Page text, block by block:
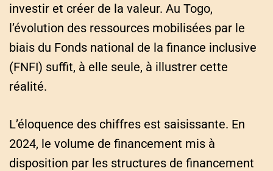
investir et créer de la valeur. Au Togo,
l’évolution des ressources mobilisées par le
biais du Fonds national de la finance inclusive
(FNFI) suffit, à elle seule, à illustrer cette
réalité.
L’éloquence des chiffres est saisissante. En
2024, le volume de financement mis à
disposition par les structures de financement